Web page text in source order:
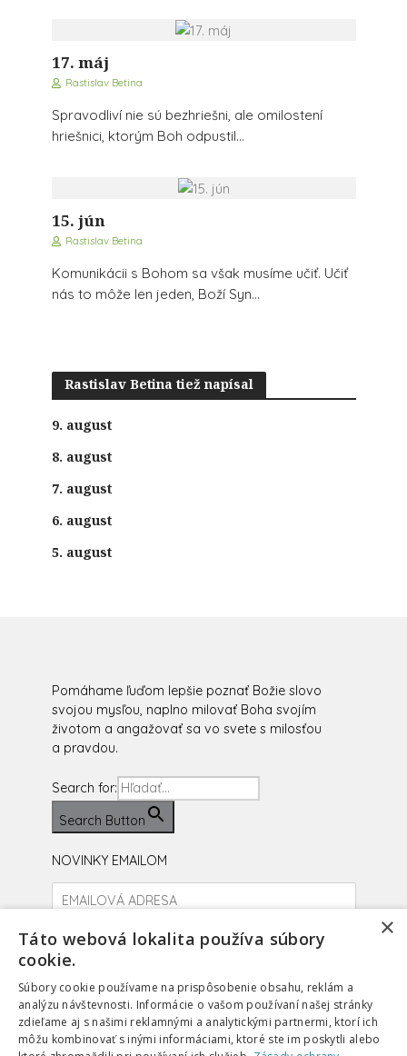
17. máj
Rastislav Betina
Spravodliví nie sú bezhriešni, ale omilostení
hriešnici, ktorým Boh odpustil...
15. jún
Rastislav Betina
Komunikácii s Bohom sa však musíme učiť. Učiť
nás to môže len jeden, Boží Syn...
Rastislav Betina tiež napísal
9. august
8. august
7. august
6. august
5. august
Pomáhame ľuďom lepšie poznať Božie slovo
svojou mysľou, naplno milovať Boha svojím
životom a angažovať sa vo svete s milosťou
a pravdou.
Search for:
Search Button
NOVINKY EMAILOM
Prihlásiť sa
facebook instagram youtube
PODPORIŤ SUPPORT
×
Táto webová lokalita používa súbory
cookie.
Súbory cookie používame na prispôsobenie obsahu, reklám a
analýzu návštevnosti. Informácie o vašom používaní našej stránky
zdieľame aj s našimi reklamnými a analytickými partnermi, ktorí ich
môžu kombinovať s inými informáciami, ktoré ste im poskytli alebo